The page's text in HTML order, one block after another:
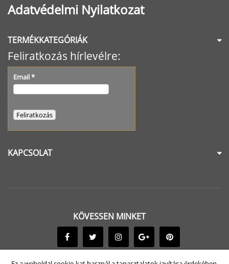
Adatvédelmi Nyilatkozat
TERMÉKKATEGÓRIÁK
Feliratkozás hírlevélre:
Email*
KAPCSOLAT
KÖVESSEN MINKET